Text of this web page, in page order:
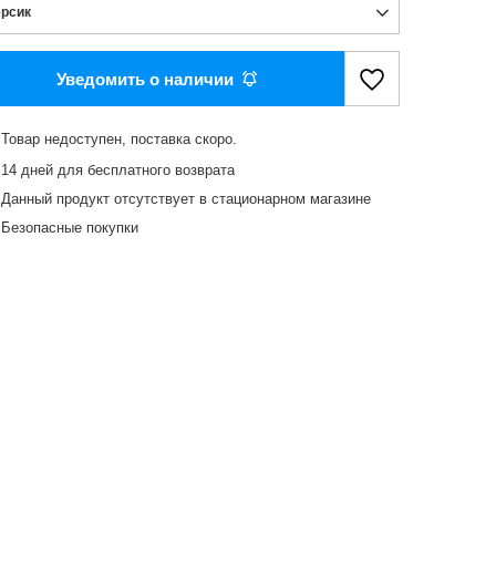
Уведомить о наличии
Товар недоступен, поставка скоро
14 дней для бесплатного возврата
Данный продукт отсутствует в стационарном магазине
Безопасные покупки